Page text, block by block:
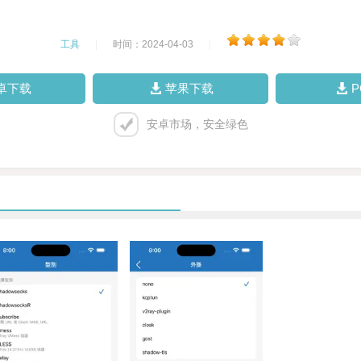
工具 时间：2024-04-03
下载 苹果下载
安卓市场，安全绿色